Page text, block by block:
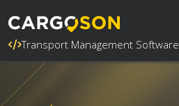
Transport Management Software